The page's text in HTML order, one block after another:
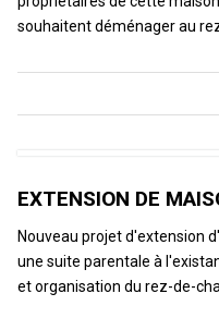
souhaitent déménager au
EXTENSION DE
Nouveau projet d'extension
une suite parentale à
et organisation du rez-de-